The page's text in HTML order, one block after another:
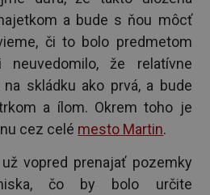
a bude s ňou môcť
či to bolo predmetom
neuvedomilo, že relatívne
skládku ako prvá, a bude
a ílom. Okrem toho je
cez celé mesto Martin.
vopred prenajať pozemky
čo by bolo určite